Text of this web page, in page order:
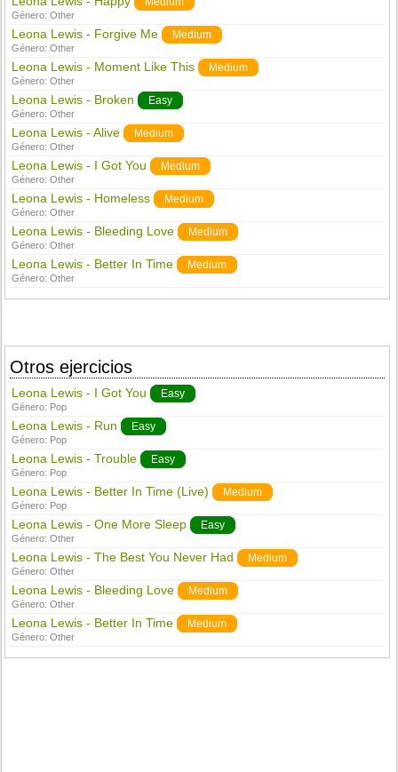
Género:Other
Leona Lewis - Forgive Me Medium
Género:Other
Leona Lewis - Moment Like This Medium
Género:Other
Leona Lewis - Broken Easy
Género:Other
Leona Lewis - Alive Medium
Género:Other
Leona Lewis - I Got You Medium
Género:Other
Leona Lewis - Homeless Medium
Género:Other
Leona Lewis - Bleeding Love Medium
Género:Other
Leona Lewis - Better In Time Medium
Género:Other
Otros ejercicios
Leona Lewis - I Got You Easy
Género: Pop
Leona Lewis - Run Easy
Género: Pop
Leona Lewis - Trouble Easy
Género: Pop
Leona Lewis - Better In Time (Live) Medium
Género: Pop
Leona Lewis - One More Sleep Easy
Género:Other
Leona Lewis - The Best You Never Had Medium
Género:Other
Leona Lewis - Bleeding Love Medium
Género:Other
Leona Lewis - Better In Time Medium
Género:Other